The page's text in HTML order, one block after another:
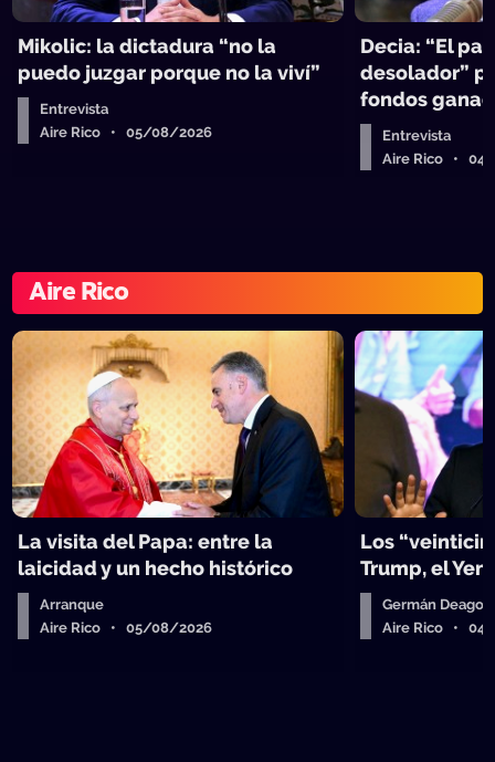
Mikolic: la dictadura “no la
puedo juzgar porque no la viví”
Entrevista
Aire Rico • 05/08/2026
Decia: “El
desolador”
fondos
Entrevista
Aire Rico •
Aire Rico
La visita del Papa: entre la
laicidad y un hecho histórico
Arranque
Aire Rico • 05/08/2026
Los
Trump, el
Germán
Aire Rico •